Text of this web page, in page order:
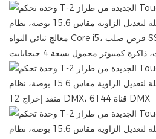
معالج ثنائي النواة Core i5، قرص صلب SSD من إنتل بسعة 128
12 منفذ إخراج DMX، 6144 قناة DMX